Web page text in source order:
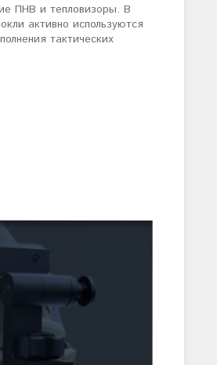
ПНВ и тепловизоры. В
активно используются
тактических